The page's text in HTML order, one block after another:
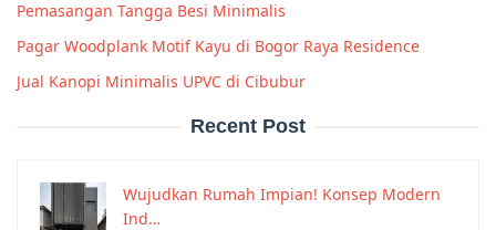
Pemasangan Tangga Besi Minimalis
Pagar Woodplank Motif Kayu di Bogor Raya Residence
Jual Kanopi Minimalis UPVC di Cibubur
Recent Post
Wujudkan Rumah Impian! Konsep Modern
Ind…